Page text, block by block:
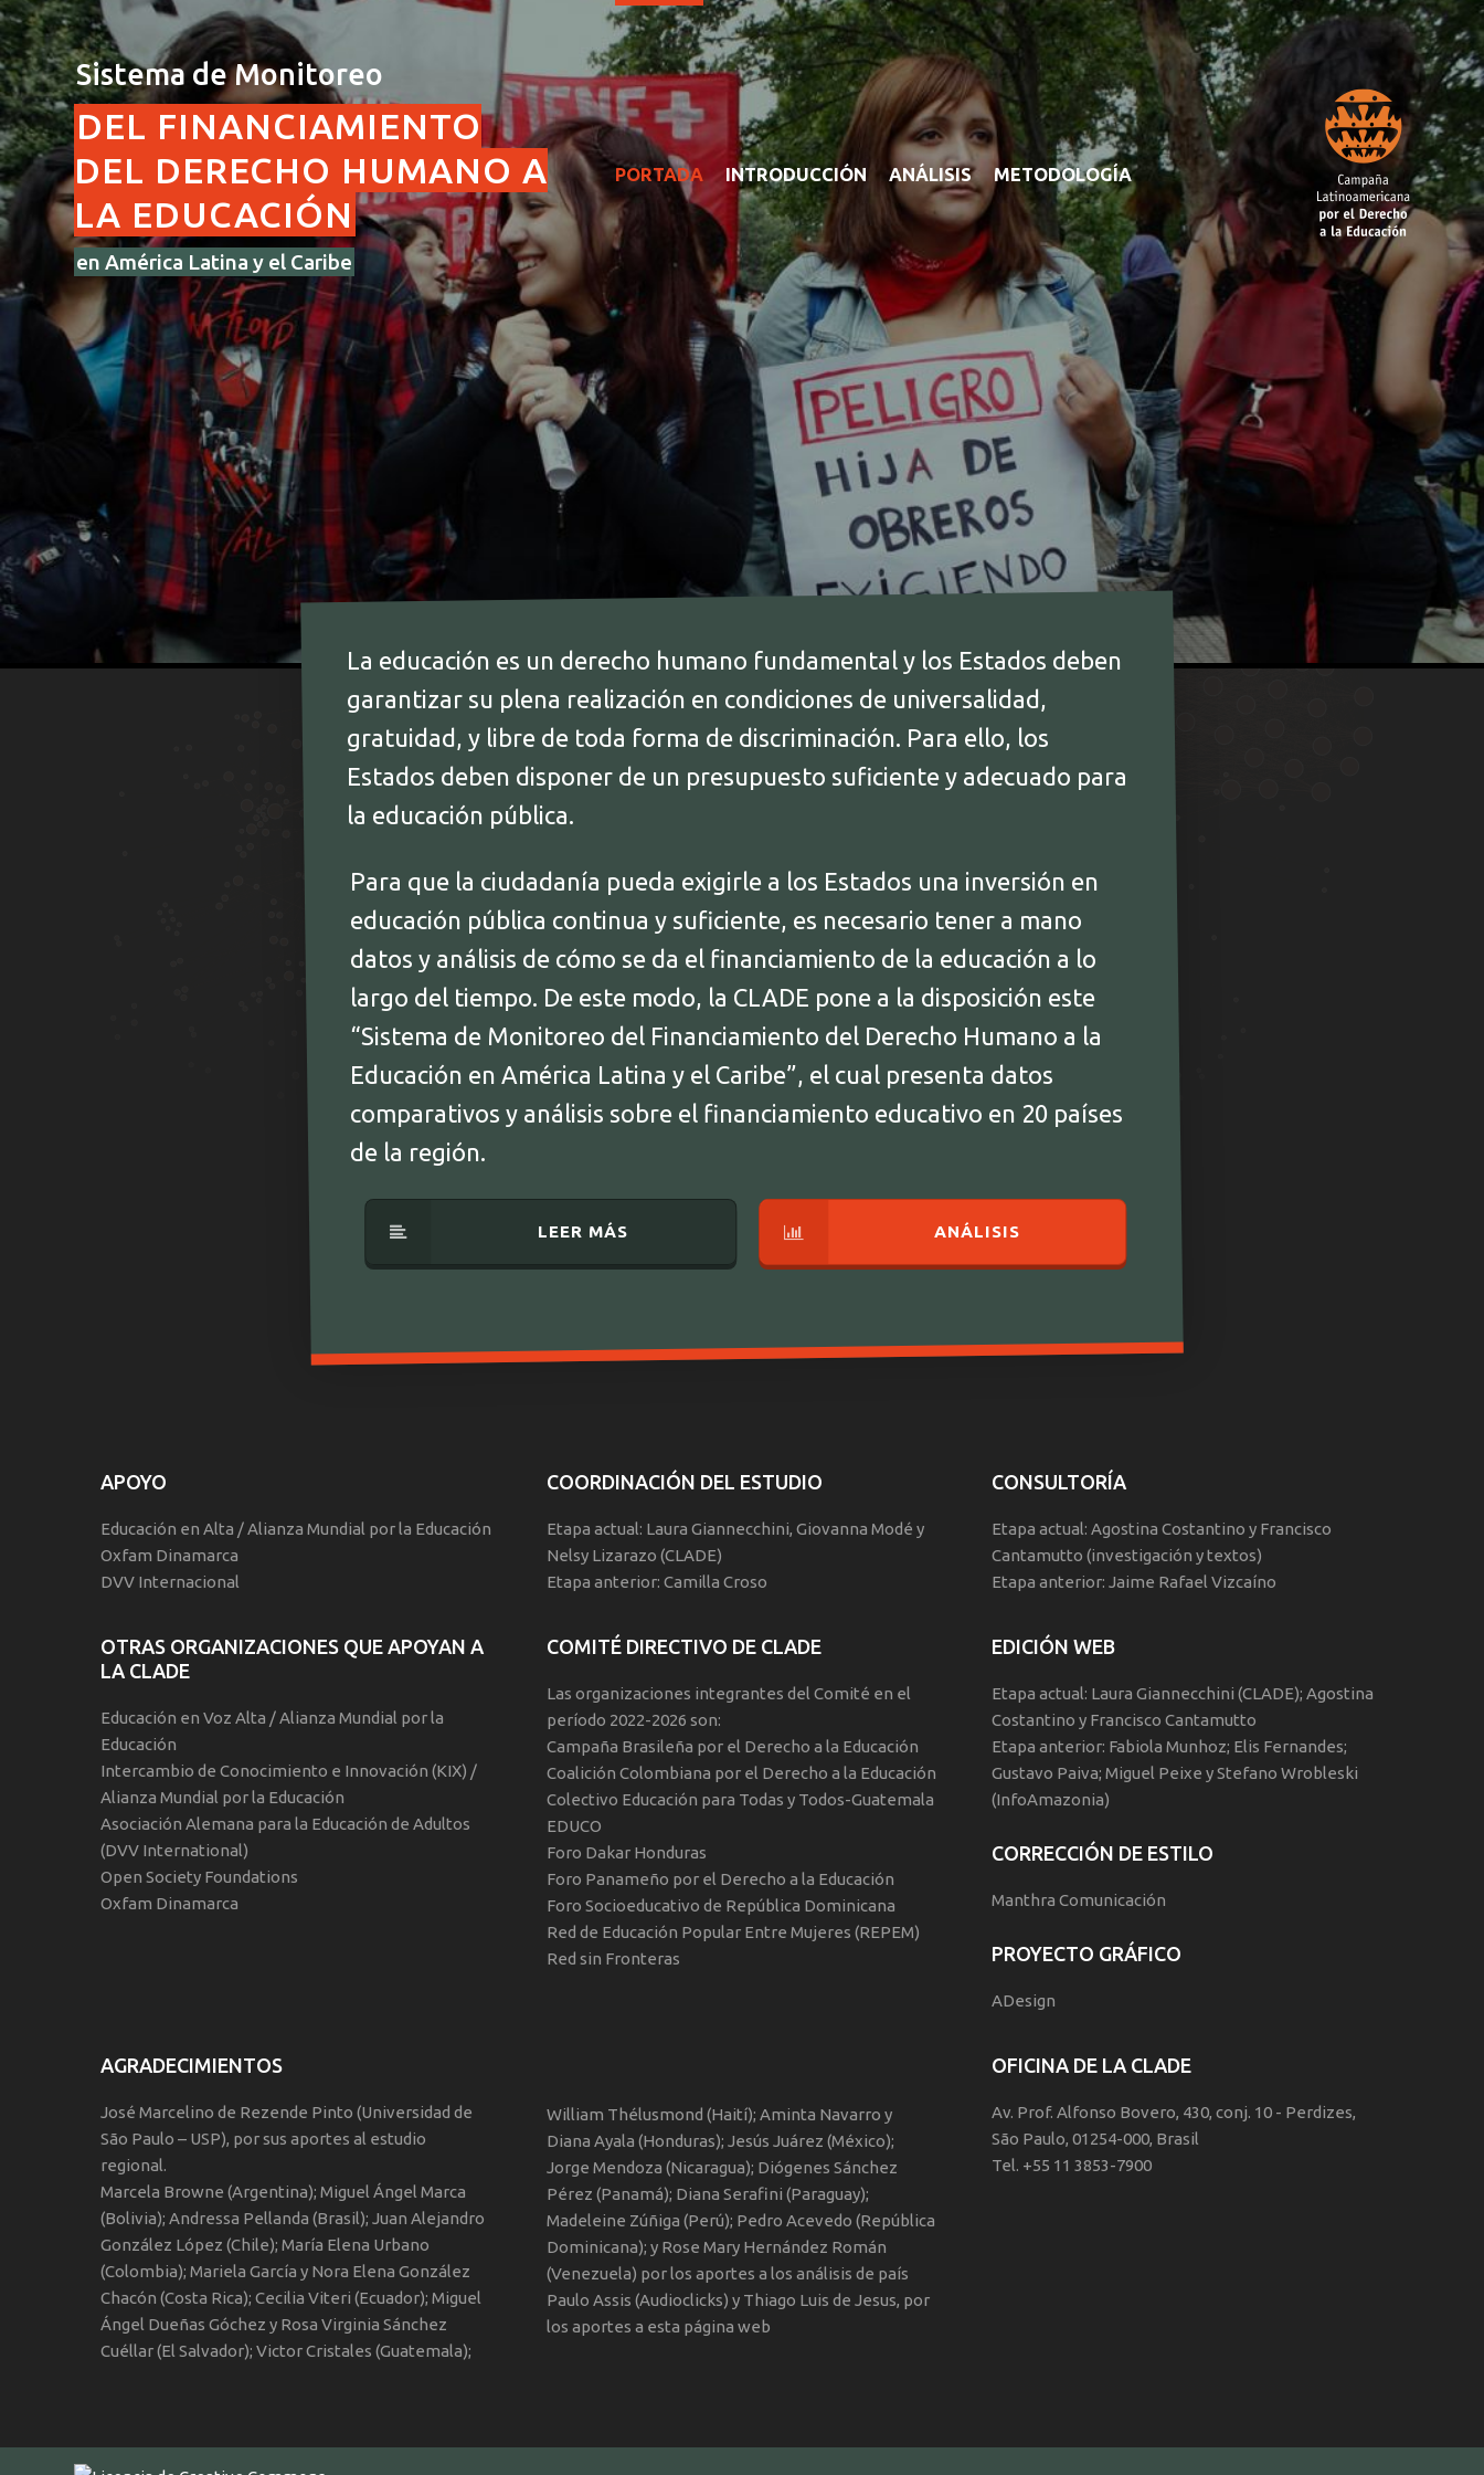
Sistema de Monitoreo
DEL FINANCIAMIENTO
DEL DERECHO HUMANO A
LA EDUCACIÓN
en América Latina y el Caribe
PORTADA INTRODUCCIÓN ANÁLISIS METODOLOGÍA
La educación es un derecho humano fundamental y los Estados deben
garantizar su plena realización en condiciones de universalidad,
gratuidad, y libre de toda forma de discriminación. Para ello, los
Estados deben disponer de un presupuesto suficiente y adecuado para
la educación pública.
Para que la ciudadanía pueda exigirle a los Estados una inversión en
educación pública continua y suficiente, es necesario tener a mano
datos y análisis de cómo se da el financiamiento de la educación a lo
largo del tiempo. De este modo, la CLADE pone a la disposición este
“Sistema de Monitoreo del Financiamiento del Derecho Humano a la
Educación en América Latina y el Caribe”, el cual presenta datos
comparativos y análisis sobre el financiamiento educativo en 20 países
de la región.
LEER MÁS ANÁLISIS
APOYO
Educación en Alta / Alianza Mundial por la Educación
Oxfam Dinamarca
DVV Internacional
COORDINACIÓN DEL ESTUDIO
Etapa actual: Laura Giannecchini, Giovanna Modé y
Nelsy Lizarazo (CLADE)
Etapa anterior: Camilla Croso
CONSULTORÍA
Etapa actual: Agostina Costantino y Francisco
Cantamutto (investigación y textos)
Etapa anterior: Jaime Rafael Vizcaíno
OTRAS ORGANIZACIONES QUE APOYAN A
LA CLADE
Educación en Voz Alta / Alianza Mundial por la
Educación
Intercambio de Conocimiento e Innovación (KIX) /
Alianza Mundial por la Educación
Asociación Alemana para la Educación de Adultos
(DVV International)
Open Society Foundations
Oxfam Dinamarca
COMITÉ DIRECTIVO DE CLADE
Las organizaciones integrantes del Comité en el
período 2022-2026 son:
Campaña Brasileña por el Derecho a la Educación
Coalición Colombiana por el Derecho a la Educación
Colectivo Educación para Todas y Todos-Guatemala
EDUCO
Foro Dakar Honduras
Foro Panameño por el Derecho a la Educación
Foro Socioeducativo de República Dominicana
Red de Educación Popular Entre Mujeres (REPEM)
Red sin Fronteras
EDICIÓN WEB
Etapa actual: Laura Giannecchini (CLADE); Agostina
Costantino y Francisco Cantamutto
Etapa anterior: Fabiola Munhoz; Elis Fernandes;
Gustavo Paiva; Miguel Peixe y Stefano Wrobleski
(InfoAmazonia)
CORRECCIÓN DE ESTILO
Manthra Comunicación
PROYECTO GRÁFICO
ADesign
AGRADECIMIENTOS
José Marcelino de Rezende Pinto (Universidad de
São Paulo – USP), por sus aportes al estudio
regional.
Marcela Browne (Argentina); Miguel Ángel Marca
(Bolivia); Andressa Pellanda (Brasil); Juan Alejandro
González López (Chile); María Elena Urbano
(Colombia); Mariela García y Nora Elena González
Chacón (Costa Rica); Cecilia Viteri (Ecuador); Miguel
Ángel Dueñas Góchez y Rosa Virginia Sánchez
Cuéllar (El Salvador); Victor Cristales (Guatemala);
William Thélusmond (Haití); Aminta Navarro y
Diana Ayala (Honduras); Jesús Juárez (México);
Jorge Mendoza (Nicaragua); Diógenes Sánchez
Pérez (Panamá); Diana Serafini (Paraguay);
Madeleine Zúñiga (Perú); Pedro Acevedo (República
Dominicana); y Rose Mary Hernández Román
(Venezuela) por los aportes a los análisis de país
Paulo Assis (Audioclicks) y Thiago Luis de Jesus, por
los aportes a esta página web
OFICINA DE LA CLADE
Av. Prof. Alfonso Bovero, 430, conj. 10 - Perdizes,
São Paulo, 01254-000, Brasil
Tel. +55 11 3853-7900